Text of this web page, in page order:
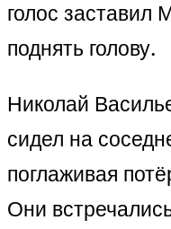
голос
поднять голову.
Николай
сидел на
поглаживая
Они